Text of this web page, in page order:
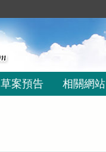
草案預告 相關網站